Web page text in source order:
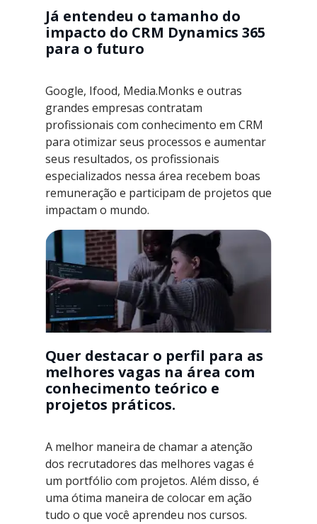
Já entendeu o tamanho do
impacto do CRM Dynamics 365
para o futuro
Google, Ifood, Media.Monks e outras
grandes empresas contratam
profissionais com conhecimento em CRM
para otimizar seus processos e aumentar
seus resultados, os profissionais
especializados nessa área recebem boas
remuneração e participam de projetos que
impactam o mundo.
Quer destacar o perfil para as
melhores vagas na área com
conhecimento teórico e
projetos práticos.
A melhor maneira de chamar a atenção
dos recrutadores das melhores vagas é
um portfólio com projetos. Além disso, é
uma ótima maneira de colocar em ação
tudo o que você aprendeu nos cursos.